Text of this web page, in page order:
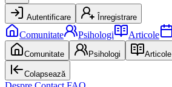
Autentificare Înregistrare
Comunitate Psihologi Articole
Comunitate Psihologi Articole
Colapsează